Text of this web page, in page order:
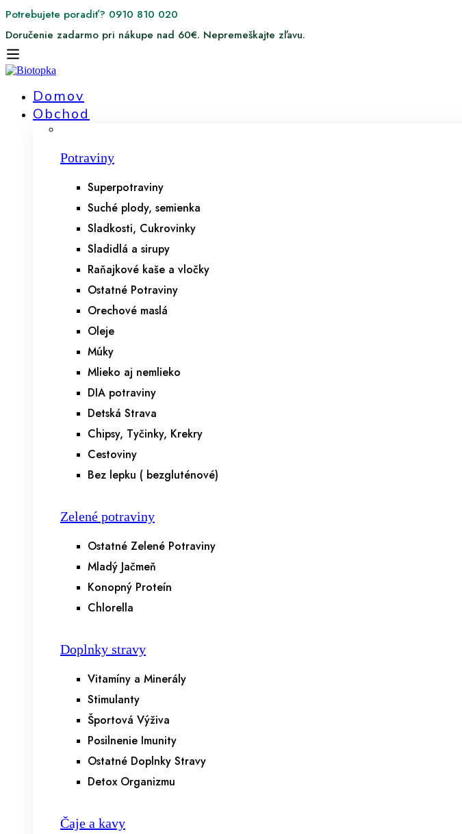
Potrebujete poradiť? 0910 810 020
Doručenie zadarmo pri nákupe nad 60€. Nepremeškajte zľavu.
Domov
Obchod
Potraviny
Superpotraviny
Suché plody, semienka
Sladkosti, Cukrovinky
Sladidlá a sirupy
Raňajkové kaše a vločky
Ostatné Potraviny
Orechové maslá
Oleje
Múky
Mlieko aj nemlieko
DIA potraviny
Detská Strava
Chipsy, Tyčinky, Krekry
Cestoviny
Bez lepku ( bezgluténové)
Zelené potraviny
Ostatné Zelené Potraviny
Mladý Jačmeň
Konopný Proteín
Chlorella
Doplnky stravy
Vitamíny a Minerály
Stimulanty
Športová Výživa
Posilnenie Imunity
Ostatné Doplnky Stravy
Detox Organizmu
Čaje a kavy